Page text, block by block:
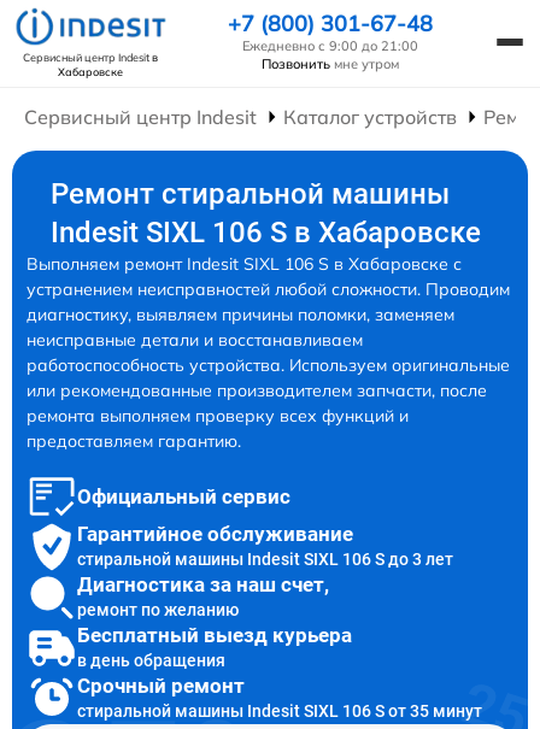
Сервисный центр Indesitв
Хабаровске
+7 (800) 301-67-48
Ежедневно с 9:00 до 21:00
Позвонить мне утром
Сервисный центр Indesit Каталог устройств
Ремонт стиральной машины
Indesit SIXL 106 S в Хабаровске
Выполняем ремонт Indesit SIXL 106 S в Хабаровске с
устранением неисправностей любой сложности. Проводим
диагностику, выявляем причины поломки, заменяем
неисправные детали и восстанавливаем
работоспособность устройства. Используем оригинальные
или рекомендованные производителем запчасти, после
ремонта выполняем проверку всех функций и
предоставляем гарантию.
Официальный сервис
Гарантийное обслуживание
стиральной машины Indesit SIXL 106 S до 3 лет
Диагностика за наш счет,
ремонт по желанию
Бесплатный выезд курьера
в день обращения
Срочный ремонт
стиральной машины Indesit SIXL 106 S от 35 минут